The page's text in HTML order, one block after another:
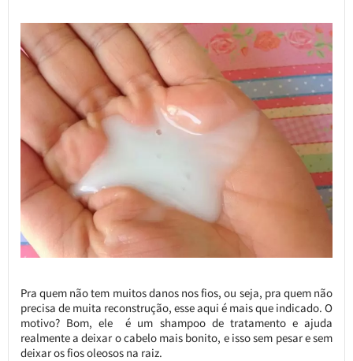
Pra quem não tem muitos danos nos fios, ou seja, pra quem não
precisa de muita reconstrução, esse aqui é mais que indicado. O
motivo? Bom, ele é um shampoo de tratamento e ajuda
realmente a deixar o cabelo mais bonito, e isso sem pesar e sem
deixar os fios oleosos na raiz.